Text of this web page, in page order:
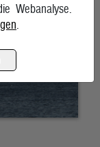
Webanalyse.